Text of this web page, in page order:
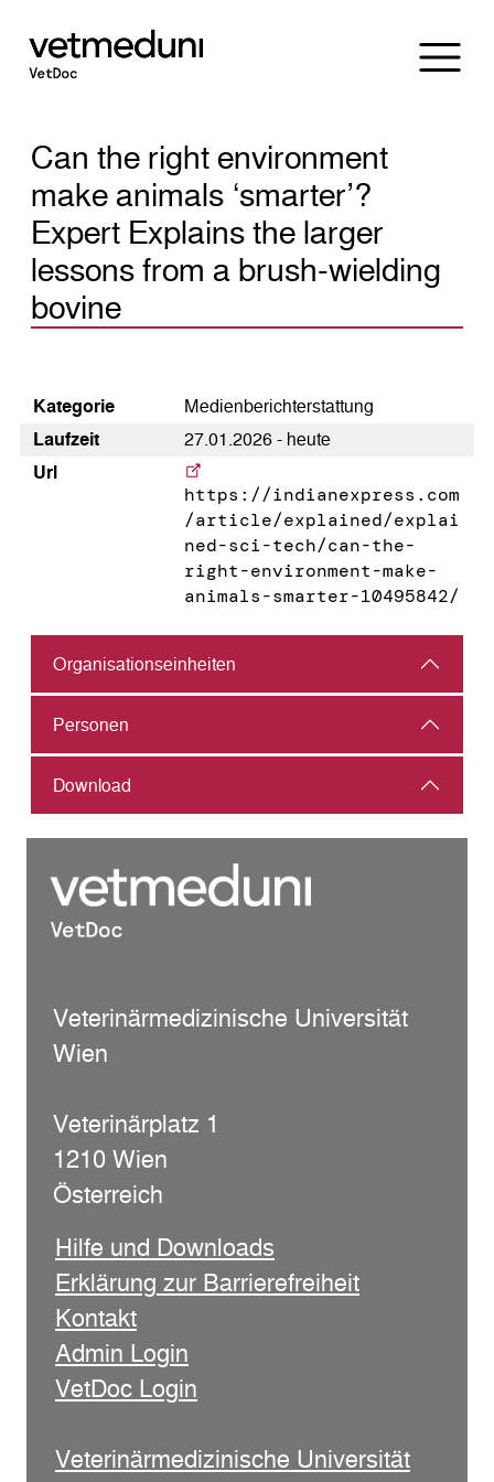
Can the right environment
make animals ‘smarter’?
Expert Explains the larger
lessons from a brush-wielding
bovine
Kategorie
Medienberichterstattung
Laufzeit
27.01.2026 - heute
Url
https://indianexpress.com
/article/explained/explai
ned-sci-tech/can-the-
right-environment-make-
animals-smarter-10495842/
Organisations­einheiten
Personen
Download
Veterinärmedizinische Universität
Wien
Veterinärplatz 1
1210 Wien
Österreich
Hilfe und Downloads
Erklärung zur Barrierefreiheit
Kontakt
Admin Login
VetDoc Login
Veterinärmedizinische Universität